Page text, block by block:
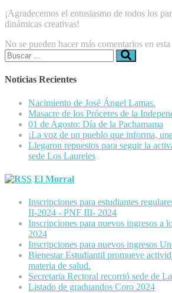
¡Agradecemos el entusiasmo de todos los
dinámicas creativas!
No se pueden hacer más comentarios en esta
Buscar:
Noticias Recientes
Nacimiento de José Ángel Lamas.
Masacre de los Próceres de la
01 de Agosto: Día de la Pachamama
¡La voz de un pueblo que informa,
Llegaron repuestos para seguir la
sede Los Laureles
El Morral
Inscripciones para estudiantes
II-2024 - PNF III- 2024
Inscripciones para nuevos ingresos a
2024
Inscripciones para nuevos ingresos
Bienestar Estudiantil promueve
materia de salud.
Secretaria Rectoral recorrió sede de
Listado de graduandos Coro 2024